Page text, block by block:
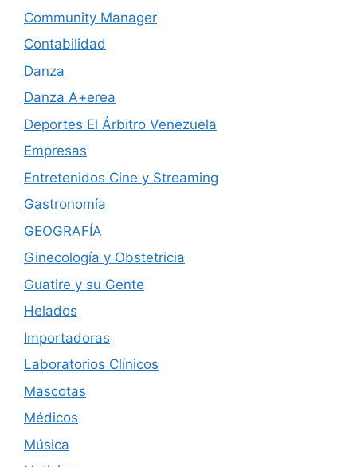
Community Manager
Contabilidad
Danza
Danza A+erea
Deportes El Árbitro Venezuela
Empresas
Entretenidos Cine y Streaming
Gastronomía
GEOGRAFÍA
Ginecología y Obstetricia
Guatire y su Gente
Helados
Importadoras
Laboratorios Clínicos
Mascotas
Médicos
Música